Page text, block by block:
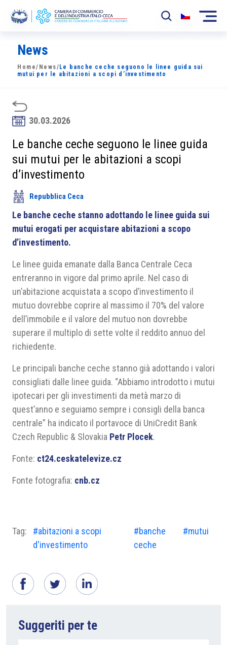
La Camera
News
Sviluppo Mercato
Soci
Partner
Area riservata
News
Home/ News/ Le banche ceche seguono le linee guida sui
mutui per le abitazioni a scopi d’investimento
30.03.2026
Le banche ceche seguono le linee guida
sui mutui per le abitazioni a scopi
d’investimento
Repubblica Ceca
Le banche ceche stanno adottando le linee guida sui
mutui erogati per acquistare abitazioni a scopo
d’investimento.
Le linee guida emanate dalla Banca Centrale Ceca
entreranno in vigore dal primo aprile. Nel caso di
un’abitazione acquistata a scopo d’investimento il
mutuo dovrebbe coprire al massimo il 70% del valore
dell’immobile e il valore del mutuo non dovrebbe
superare il multiplo di sette volte il reddito annuo del
richiedente.
Le principali banche ceche stanno già adottando i valori
consigliati dalle linee guida. “Abbiamo introdotto i mutui
ipotecari per gli investimenti da metà marzo di
quest’anno e seguiamo sempre i consigli della banca
centrale” ha indicato il portavoce di UniCredit Bank
Czech Republic & Slovakia Petr Plocek.
Fonte: ct24.ceskatelevize.cz
Fonte fotografia: cnb.cz
Tag:
#abitazioni a scopi
d'investimento
#banche
ceche
#mutui
Suggeriti per te